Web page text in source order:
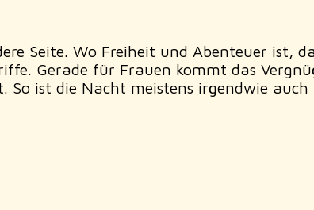
Seite. Wo Freiheit und Abenteuer ist,
Gerade für Frauen kommt das
So ist die Nacht meistens irgendwie